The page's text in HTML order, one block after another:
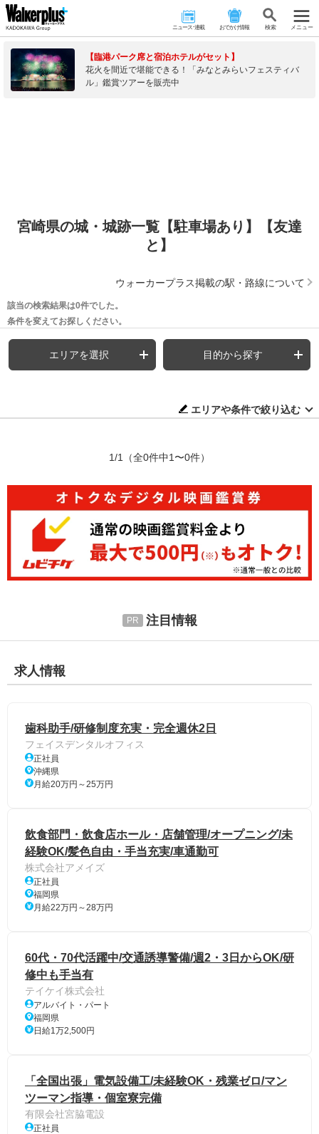
ニュース･連載 おでかけ情報 検 索 メニュー
【臨港パーク席と宿泊ホテルがセット】
花火を間近で堪能できる！「みなとみらいフェスティバ
ル」鑑賞ツアーを販売中
宮崎県の城・城跡一覧【駐車場あり】【友達
と】
ウォーカープラス掲載の駅・路線について
該当の検索結果は0件でした。
条件を変えてお探しください。
エリアを選択 目的から探す
エリアや条件で絞り込む
1/1 （全0件中1〜0件）
注目情報
求人情報
歯科助手/研修制度充実・完全週休2日
フェイスデンタルオフィス
正社員
沖縄県
月給20万円～25万円
飲食部門・飲食店ホール・店舗管理/オープニング/未
経験OK/髪色自由・手当充実/車通勤可
株式会社アメイズ
正社員
福岡県
月給22万円～28万円
60代・70代活躍中/交通誘導警備/週2・3日からOK/研
修中も手当有
テイケイ株式会社
アルバイト・パート
福岡県
日給1万2,500円
「全国出張」電気設備工/未経験OK・残業ゼロ/マン
ツーマン指導・個室寮完備
有限会社宮脇電設
正社員